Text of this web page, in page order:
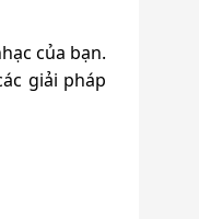
của bạn.
giải pháp